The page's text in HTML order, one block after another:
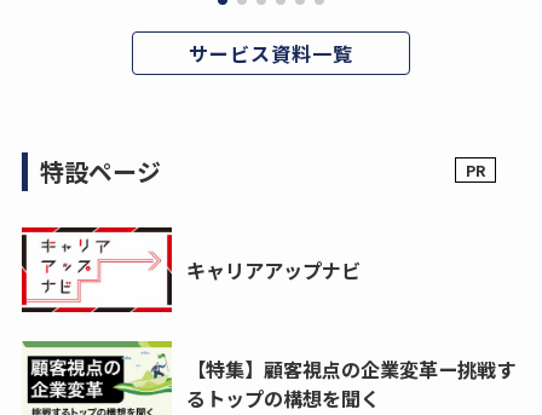
サービス資料一覧
特設ページ
キャリアアップナビ
【特集】顧客視点の企業変革ー挑戦す
るトップの構想を聞く